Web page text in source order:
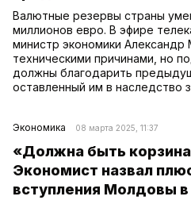
Валютные резервы страны
миллионов евро. В эфире
министр экономики Александр
техническими причинами, но
должны благодарить
оставленный им в наследство
Экономика 08 марта 2025, 11:37
«Должна быть
Экономист назвал
вступления Молдовы в